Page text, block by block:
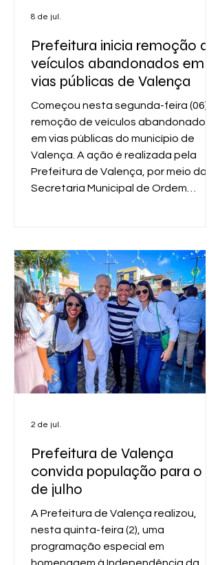
Prefeitura inicia remoção de
veículos abandonados em
vias públicas de Valença
Começou nesta segunda-feira (06) a
remoção de veículos abandonados
em vias públicas do município de
Valença. A ação é realizada pela
Prefeitura de Valença, por meio da
Secretaria Municipal de Ordem
últimos dias. Os veículos removidos já
haviam sido previamente notificados,
após fiscalização técnica que
identificou automóveis e
motocicletas em estado de
abandono prolongado, muitos
8 de jul.
Prefeitura de Valença
convida população para o 02
de julho
A Prefeitura de Valença realizou,
nesta quinta-feira (2), uma
programação especial em
2 de jul.